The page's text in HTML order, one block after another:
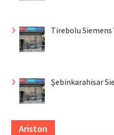
Tirebolu Siemens
Şebinkarahisar
Ariston